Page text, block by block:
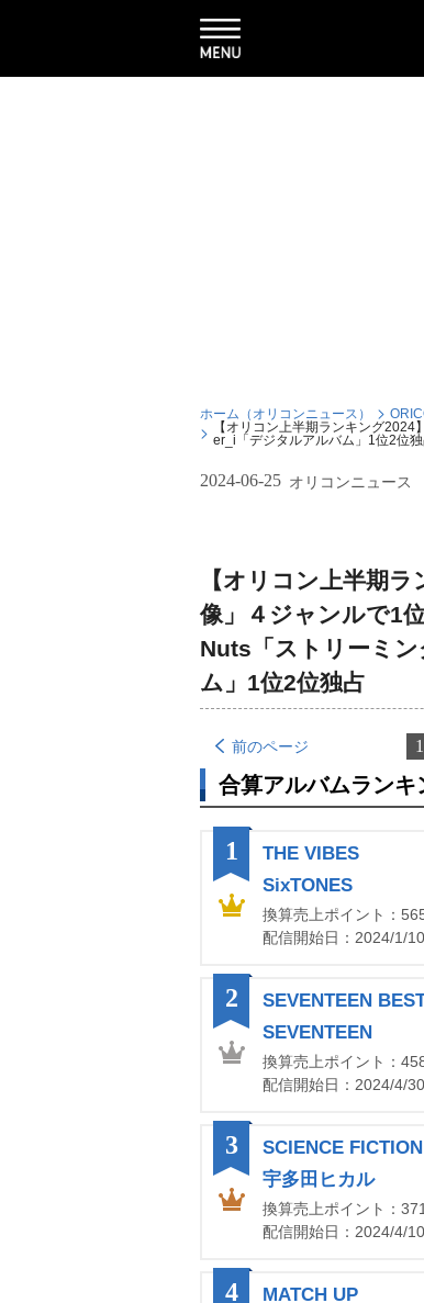
ホーム（オリコンニュース）
【オリコン上半期ランキング
er_i「デジタルアルバム」1位2位
2024-06-25 オリコンニュース
【オリコン上半期
像」４ジャンルで1
Nuts「ストリーミ
ム」1位2位独占
前のページ 1
合算アルバムラン
THE VIBES
SixTONES
換算売上ポイント：
配信開始日：2024/1/10
1
SEVENTEEN
SEVENTEEN
換算売上ポイント：
配信開始日：2024/4/30
2
SCIENCE FICTION
宇多田ヒカル
換算売上ポイント：
配信開始日：2024/4/10
3
MATCH UP
4